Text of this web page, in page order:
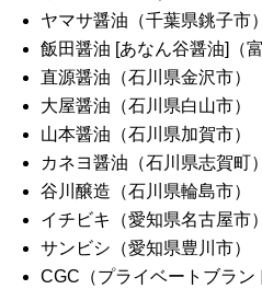
ヤマサ醤油（千葉県銚子市）
飯田醤油 [あなん谷醤油]（
直源醤油（石川県金沢市）
大屋醤油（石川県白山市）
山本醤油（石川県加賀市）
カネヨ醤油（石川県志賀町）
谷川醸造（石川県輪島市）
イチビキ（愛知県名古屋市）
サンビシ（愛知県豊川市）
CGC（プライベートブラン